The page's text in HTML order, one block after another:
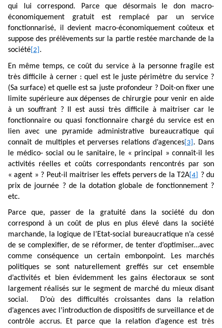
qui lui correspond. Parce que désormais le don macro-
économiquement gratuit est remplacé par un service
fonctionnarisé, il devient macro-économiquement coûteux et
suppose des prélèvements sur la partie restée marchande de la
société [2] .
En même temps, ce coût du service à la personne fragile est
très difficile à cerner : quel est le juste périmètre du service ?
(Sa surface) et quelle est sa juste profondeur ? Doit-on fixer une
limite supérieure aux dépenses de chirurgie pour venir en aide
à un souffrant ? Il est aussi très difficile à maitriser car le
fonctionnaire ou quasi fonctionnaire chargé du service est en
lien avec une pyramide administrative bureaucratique qui
connaît de multiples et perverses relations d’agences [3] . Dans
le médico- social ou le sanitaire, le « principal » connaît-il les
activités réelles et coûts correspondants rencontrés par son
« agent » ? Peut-il maitriser les effets pervers de la T2A [4]
? du
prix de journée ? de la dotation globale de fonctionnement ?
etc.
Parce que, passer de la gratuité dans la société du don
correspond à un coût de plus en plus élevé dans la société
marchande, la logique de l’Etat-social bureaucratique n’a cessé
de se complexifier, de se réformer, de tenter d’optimiser...avec
comme conséquence un certain embonpoint. Les marchés
politiques se sont naturellement greffés sur cet ensemble
d’activités et bien évidemment les gains électoraux se sont
largement réalisés sur le segment de marché du mieux disant
social. D’où des difficultés croissantes dans la relation
d’agences avec l’introduction de dispositifs de surveillance et de
contrôle accrus. Et parce que la relation d’agence est très